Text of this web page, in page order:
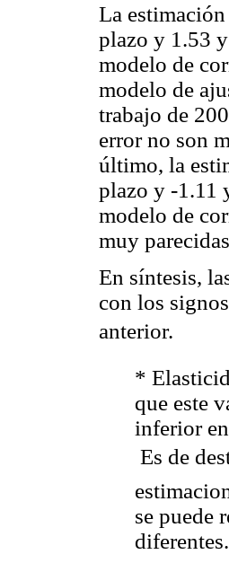
La
plazo y 1.53
modelo de
modelo de
trabajo de
error no son
último, la
plazo y -1.11
modelo de
muy
En síntesis,
con los
anterior.
*
que este
inferior
 Es de
se puede
diferentes.